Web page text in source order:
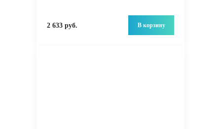
2 633 руб. В корзину